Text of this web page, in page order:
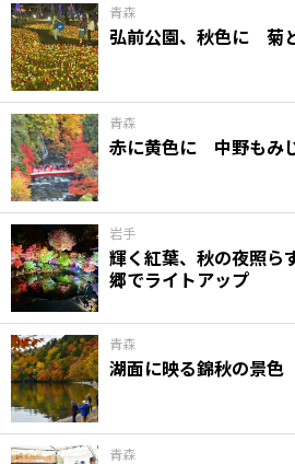
青森
弘前公園、秋色に 菊
青森
赤に黄色に 中野もみ
岩手
輝く紅葉、秋の夜照
郷でライトアップ
青森
湖面に映る錦秋の景
青森
癒す一覧
温泉
自然
宿泊
青森県
岩手県
秋田県